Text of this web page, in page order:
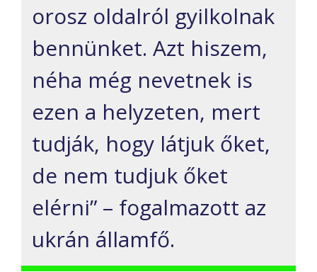
orosz oldalról gyilkolnak
bennünket. Azt hiszem,
néha még nevetnek is
ezen a helyzeten, mert
tudják, hogy látjuk őket,
de nem tudjuk őket
elérni” – fogalmazott az
ukrán államfő.